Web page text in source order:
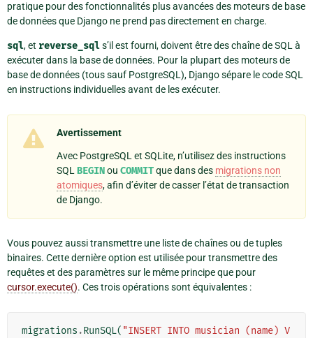
pratique pour des fonctionnalités plus avancées des moteurs de base
de données que Django ne prend pas directement en charge.
sql, et reverse_sqls’il est fourni, doivent être des chaîne de SQL à
exécuter dans la base de données. Pour la plupart des moteurs de
base de données (tous sauf PostgreSQL), Django sépare le code SQL
en instructions individuelles avant de les exécuter.
Avertissement
Avec PostgreSQL et SQLite, n’utilisez des instructions
SQL BEGINou COMMITque dans des migrations non
atomiques, afin d’éviter de casser l’état de transaction
de Django.
Vous pouvez aussi transmettre une liste de chaînes ou de tuples
binaires. Cette dernière option est utilisée pour transmettre des
requêtes et des paramètres sur le même principe que pour
cursor.execute(). Ces trois opérations sont équivalentes :
migrations .RunSQL( "INSERT INTO musician (name) V